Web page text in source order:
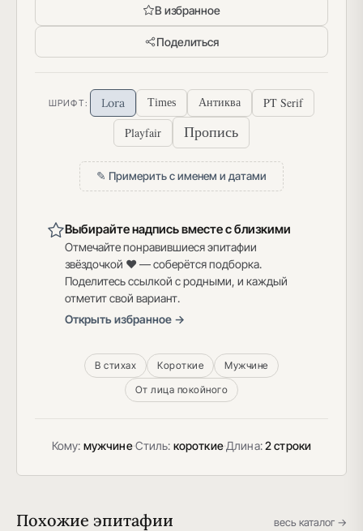
В избранное
Поделиться
ШРИФТ: Lora Times Антиква
PT Serif
Playfair
Пропись
✎ Примерить с именем и датами
Выбирайте надпись вместе с близкими
Отмечайте понравившиеся эпитафии
звёздочкой ♥ — соберётся подборка.
Поделитесь ссылкой с родными, и каждый
отметит свой вариант.
Открыть избранное →
В стихах Короткие
Мужчине
От лица покойного
Кому: мужчине·Стиль: короткие·Длина:2 строки
Похожие эпитафии весь каталог →